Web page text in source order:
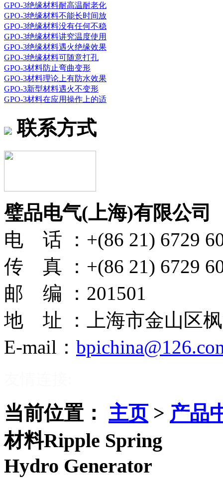
GPO-3绝缘材料耐高温耐老化
GPO-3绝缘材料不能长时间放
GPO-3绝缘材料没有任何不稳
GPO-3绝缘材料讲究温度使用
GPO-3绝缘材料遇火绝缘效果
GPO-3绝缘材料可随意打孔
GPO-3材料防止弯曲变形
GPO-3材料理论上有防水效果
GPO-3新型材料遇火不变形
GPO-3材料在应用操作上的适
联系方式
璧品电气(上海)有限公司
电 话 ：+(86 21) 6729
传 真 ：+(86 21) 6729
邮 编 ：201501
地 址 ：上海市金山区
E-mail：
当前位置： 主页> 产品
材料Ripple Spring
Hydro Generator